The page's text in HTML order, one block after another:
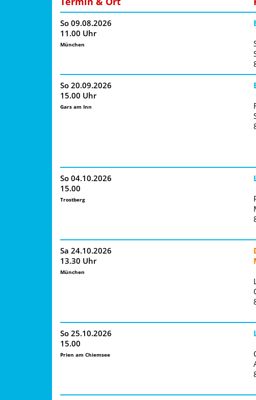
Winterlieder
Ein Kühlschrank ging spazieren
Die Kuh, die wollt ins Kino gehn
Auf Tour: Die Kuh, die wollt ins Kino
Ristorante Allegro
So 09.08.2026
11.00 Uhr
München
So 20.09.2026
15.00 Uhr
Gars am Inn
So 04.10.2026
15.00
Trostberg
Sa 24.10.2026
13.30 Uhr
München
So 25.10.2026
15.00
Prien am Chiemsee